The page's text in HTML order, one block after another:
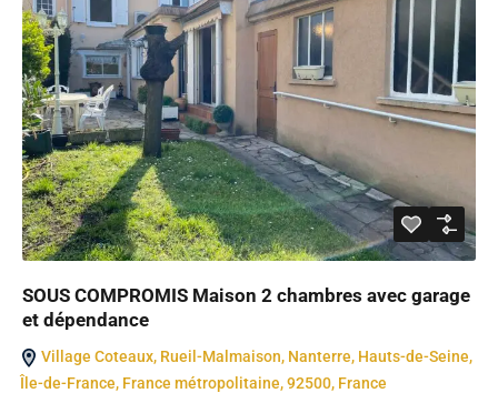
SOUS COMPROMIS Maison 2 chambres avec garage
et dépendance
Village Coteaux, Rueil-Malmaison, Nanterre, Hauts-de-Seine,
Île-de-France, France métropolitaine, 92500, France